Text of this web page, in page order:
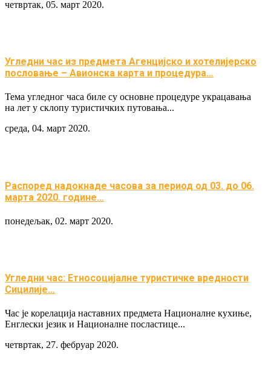
четвртак, 05. март 2020.
Угледни час из предмета Агенцијско и хотелијерско
пословање – Авионска карта и процедура…
Тема угледног часа биле су основне процедуре украцавања
на лет у склопу туристичких путовања...
среда, 04. март 2020.
Распоред надокнаде часова за период од 03. до 06.
марта 2020. године…
понедељак, 02. март 2020.
Угледни час: Етносоцијалне туристичке вредности
Сицилије…
Час је корелација наставних предмета Националне кухиње,
Енглески језик и Националне посластице...
четвртак, 27. фебруар 2020.